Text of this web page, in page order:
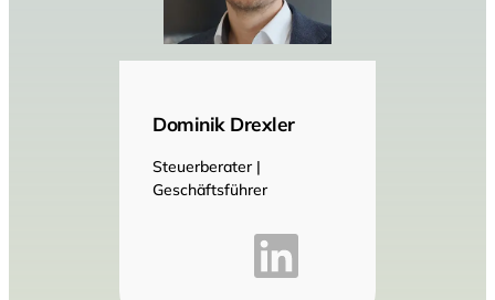
Dominik Drexler
Steuerberater |
Geschäftsführer